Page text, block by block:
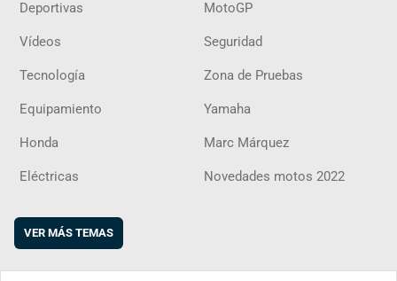
Deportivas MotoGP
Vídeos Seguridad
Tecnología Zona de Pruebas
Equipamiento Yamaha
Honda Marc Márquez
Eléctricas Novedades motos 2022
VER MÁS TEMAS